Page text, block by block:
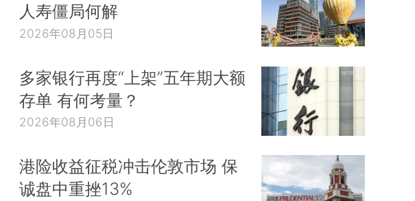
人寿僵局何解
2026年08月05日
多家银行再度“上架”五年期大额
存单 有何考量？
2026年08月06日
港险收益征税冲击伦敦市场 保
诚盘中重挫13%